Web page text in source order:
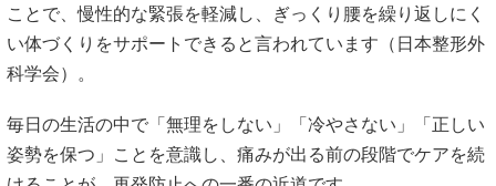
ことで、慢性的な緊張を軽減し、ぎっくり腰を繰り返しにく
い体づくりをサポートできると言われています（ 日本整形外
科学会）。
毎日の生活の中で「無理をしない」「冷やさない」「正しい
姿勢を保つ」ことを意識し、痛みが出る前の段階でケアを続